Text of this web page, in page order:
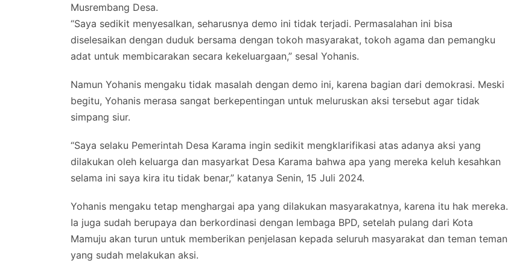
Musrembang Desa.
“Saya sedikit menyesalkan, seharusnya demo ini tidak terjadi. Permasalahan ini bisa
diselesaikan dengan duduk bersama dengan tokoh masyarakat, tokoh agama dan pemangku
adat untuk membicarakan secara kekeluargaan,” sesal Yohanis.
Namun Yohanis mengaku tidak masalah dengan demo ini, karena bagian dari demokrasi. Meski
begitu, Yohanis merasa sangat berkepentingan untuk meluruskan aksi tersebut agar tidak
simpang siur.
“Saya selaku Pemerintah Desa Karama ingin sedikit mengklarifikasi atas adanya aksi yang
dilakukan oleh keluarga dan masyarkat Desa Karama bahwa apa yang mereka keluh kesahkan
selama ini saya kira itu tidak benar,” katanya Senin, 15 Juli 2024.
Yohanis mengaku tetap menghargai apa yang dilakukan masyarakatnya, karena itu hak mereka.
Ia juga sudah berupaya dan berkordinasi dengan lembaga BPD, setelah pulang dari Kota
Mamuju akan turun untuk memberikan penjelasan kepada seluruh masyarakat dan teman teman
yang sudah melakukan aksi.